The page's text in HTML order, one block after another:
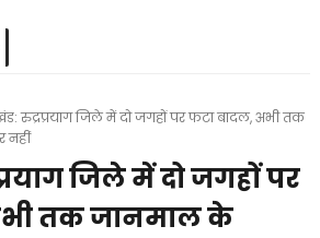
रुद्रप्रयाग जिले में दो जगहों पर फटा बादल, अभी तक
नहीं
जिले में दो जगहों पर
तक जानमाल के